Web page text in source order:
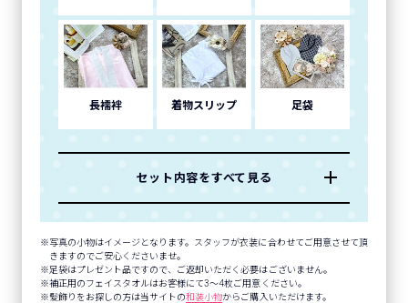
長襦袢 着物スリップ 足袋
セット内容をすべて見る
写真の小物はイメージとなります。スタッフが衣装に合わせてご用意させて頂
きますのでご安心くださいませ。
足袋はプレゼント品ですので、ご返却いただく必要はございません。
補正用のフェイスタオルはお客様にて3～4枚ご用意ください。
髪飾りをお探しの方は当サイトの和装小物からご購入いただけます。